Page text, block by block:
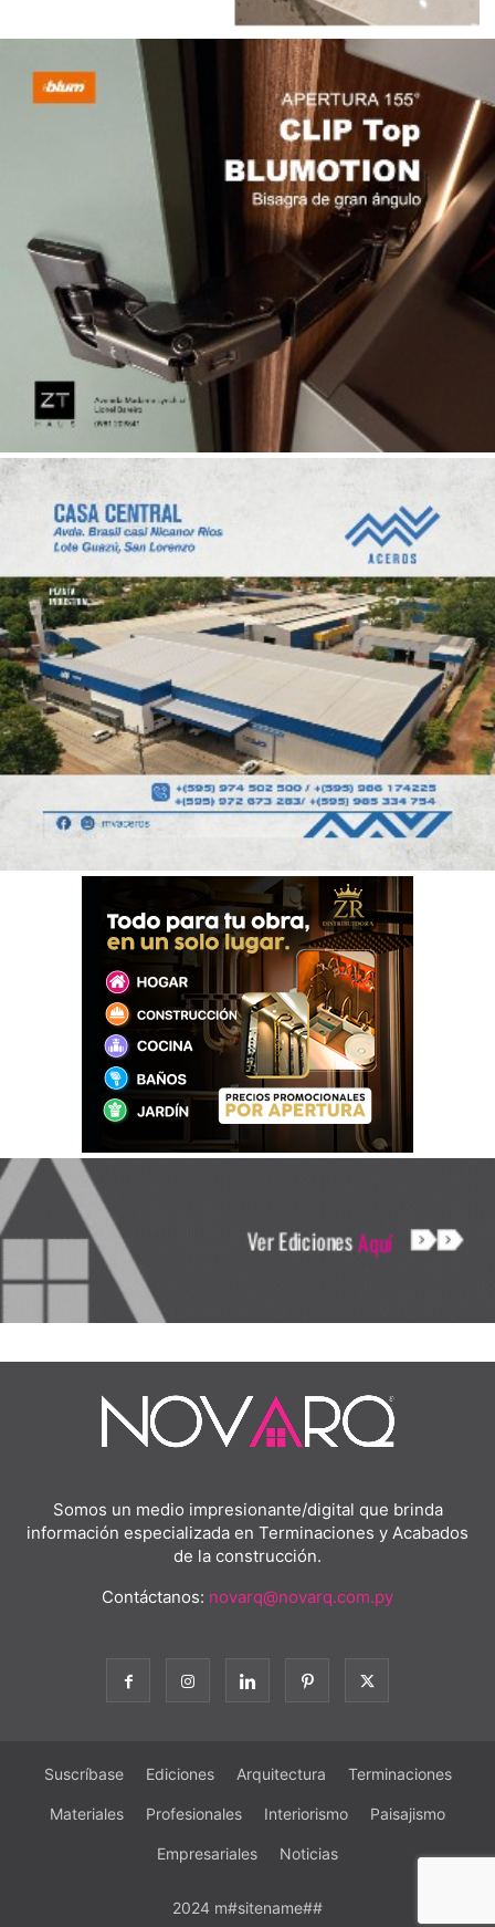
Somos un medio impresionante/digital que brinda
información especializada en Terminaciones y Acabados
de la construcción.
Contáctanos: novarq@novarq.com.py
Suscríbase Ediciones Arquitectura Terminaciones
Materiales Profesionales Interiorismo Paisajismo
Empresariales Noticias
2024 m#sitename##